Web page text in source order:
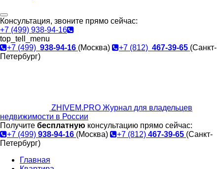
Консультация, звоните прямо сейчас:
+7 (499) 938-94-16
top_tell_menu
+7 (499) 938-94-16 (Москва) +7 (812) 467-39-65 (Санкт-
Петербург)
ZHIVEM.PRO Журнал для владельцев
недвижимости в России
Получите бесплатную консультацию прямо сейчас:
+7 (499) 938-94-16 (Москва) +7 (812) 467-39-65 (Санкт-
Петербург)
Главная